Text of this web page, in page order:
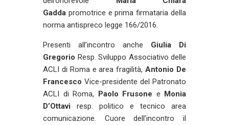
Gadda promotrice e prima firmataria della
norma antispreco legge 166/2016.
Presenti all’incontro anche Giulia Di
Gregorio Resp. Sviluppo Associativo delle
ACLI di Roma e area fragilità,Antonio De
Francesco Vice-presidente del Patronato
ACLI di Roma, Paolo Frusone e Monia
D’Ottavi resp. politico e tecnico area
comunicazione. Cuore dell’incontro il